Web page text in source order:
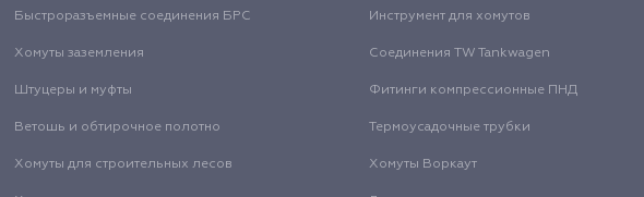
Быстроразъемные соединения БРС Инструмент для хомутов
Хомуты заземления Соединения TW Tankwagen
Штуцеры и муфты Фитинги компрессионные ПНД
Ветошь и обтирочное полотно Термоусадочные трубки
Хомуты для строительных лесов Хомуты Воркаут